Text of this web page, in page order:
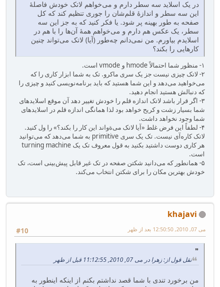
در یک اسلاید سه سطر دارم و می‌خواهم لاتک خودش فاصلهٔ
این سه سطر و اندازهٔ قلم‌شان را جوری تنظیم کند که کل
صفحه به طور بهینه پر شود. یا فکر کنید که به جز این سه
سطر، یک عکس هم دارم و می‌خواهم همهٔ آن‌ها را با هم در
اسلایدم بیاورم. من نمی‌دانم چه‌طور (آیا) لاتک می‌تواند چنین
کارهایی را بکند؟
۱- منظور شما احتمالاً hmode و vmode است.
۲- لاتک چیزی نیست جز یک سری ماکرو. تک به شما ابزار کاری را که
می‌خواهید می‌دهد و این شما هستید که باید برنامه‌نویسی کنید و چیزی را
که دنبالش هستید انجام دهید.
۳- اگر قرار باشد لاتک اندازه قلم را خودش تغییر دهد آن موقع اسلایدهای
شما بسیار زشت و کریح خواهد بود لذا همانگی اندازه قلم در اسلایدهای
شما وجود نخواهد داشت.
۴- لطفاً این فرض غلط «آیا لاتک می‌ةواند این کار را بکند؟» را ول کنید.
لاتک کاره‌آی نیست. تک یک سری primitive به شما می‌دهد که می‌توانید
هر کاری دوست داشتید بکنید به قول معروف تک یک turning machine
است.
۵- همانطور که می‌دانید شکتن صفحه در تک غیر قابل پیش‌بینی است، تک
خودش بهترین مکان را برای شکتن انتخاب می‌کند.
khajavi
#10 می 07, 2010, 12:50:50 بعد از ظهر
نقل قول از: زهرا در می 07, 2010, 11:12:55 قبل از ظهر
من برخورد تندی با شما قصد نداشتم بکنم از اینکه اینطور به